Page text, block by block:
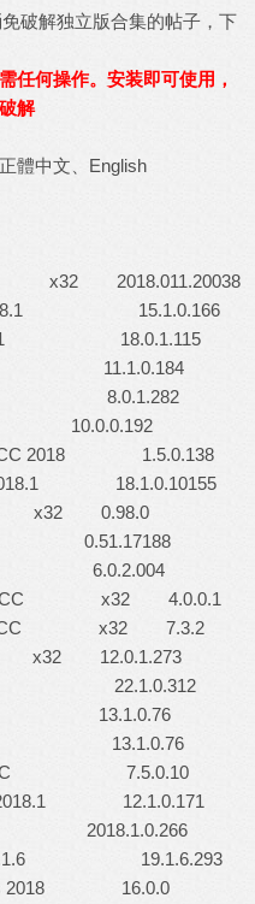
破解独立版合集的帖子，下
任何操作。 安装即可使用，
解
體中文、English
x32 2018.011.20038
2018.1 15.1.0.166
18.0.1.115
11.1.0.184
8.0.1.282
10.0.0.192
CC 2018 1.5.0.138
2018.1 18.1.0.10155
x32 0.98.0
0.51.17188
6.0.2.004
CC x32 4.0.0.1
CC x32 7.3.2
x32 12.0.1.273
22.1.0.312
13.1.0.76
13.1.0.76
CC 7.5.0.10
2018.1 12.1.0.171
2018.1.0.266
2018.1.6 19.1.6.293
2018 16.0.0